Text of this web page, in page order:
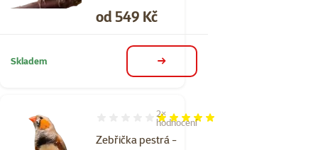
Cena
od 549 Kč
Skladem detail
Zebřička pestrá -
Hodnocení 100%, počet hodnocení: 2
2×
hodnocení